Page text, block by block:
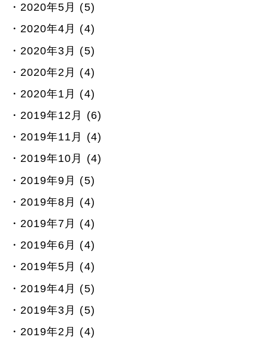
2020年5月 (5)
2020年4月 (4)
2020年3月 (5)
2020年2月 (4)
2020年1月 (4)
2019年12月 (6)
2019年11月 (4)
2019年10月 (4)
2019年9月 (5)
2019年8月 (4)
2019年7月 (4)
2019年6月 (4)
2019年5月 (4)
2019年4月 (5)
2019年3月 (5)
2019年2月 (4)